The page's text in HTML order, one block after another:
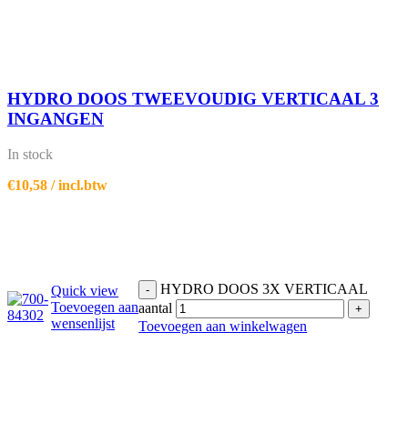
HYDRO DOOS TWEEVOUDIG VERTICAAL 3
INGANGEN
In stock
€10,58 / incl.btw
Quick view
Toevoegen aan
wensenlijst
-
HYDRO DOOS 3X VERTICAAL
aantal
+
Toevoegen aan winkelwagen